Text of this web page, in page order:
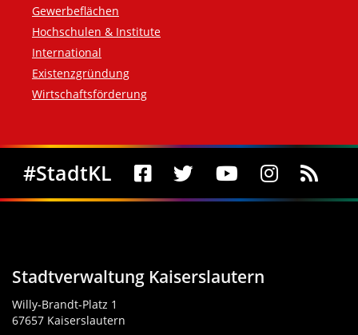
Gewerbeflächen
Hochschulen & Institute
International
Existenzgründung
Wirtschaftsförderung
Social Media
#StadtKL
Stadtverwaltung Kaiserslautern
Willy-Brandt-Platz 1
67657 Kaiserslautern